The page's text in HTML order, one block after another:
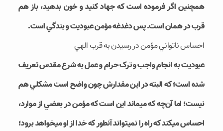
همچنين اگر فرموده است که جهاد کنيد و خون بدهيد، باز هم
قرب در همان است. پس دغدغه مؤمن عبوديت و بندگي است.
احساس ناتواني مؤمن در رسيدن به قرب الهي
عبوديت به انجام واجب و ترک حرام و عمل به شرع مقدس تعريف
شده است؛ که البته در اين مقدارش چون واضح است مشکلي هم
نيست؛ اما آن­‌چه که مي‎ماند اين است که مؤمن در بعضي از موارد،
احساس مي‎کند که راه را نمي‎تواند آن‎طور که خدا از او مي‎خواهد برود؛